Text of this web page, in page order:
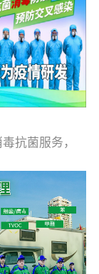
抗菌服务，
奥维牌消毒
人体冠状病
杀菌率